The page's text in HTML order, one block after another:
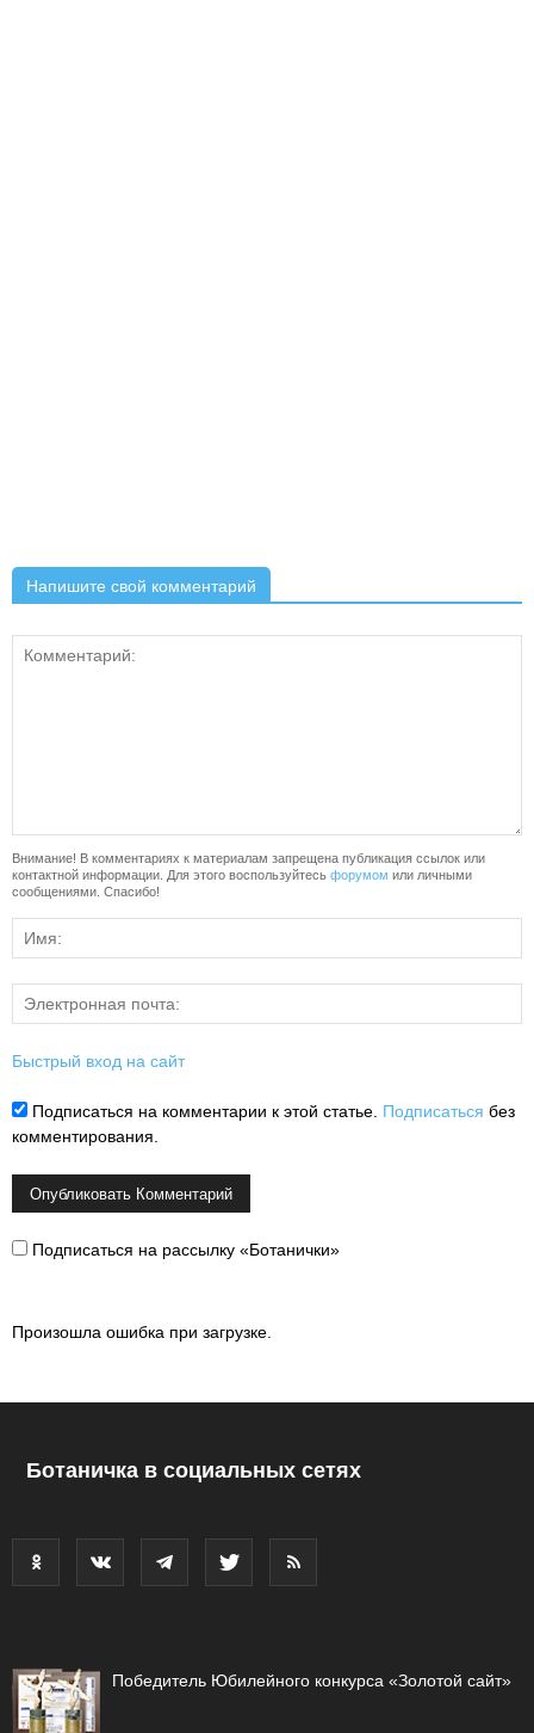
Напишите свой комментарий
Внимание! В комментариях к материалам запрещена публикация ссылок или
контактной информации. Для этого воспользуйтесь форумом или личными
сообщениями. Спасибо!
Быстрый вход на сайт
Подписаться на комментарии к этой статье. Подписаться без
комментирования.
Подписаться на рассылку «Ботанички»
Произошла ошибка при загрузке.
Ботаничка в социальных сетях
Победитель Юбилейного конкурса «Золотой сайт»